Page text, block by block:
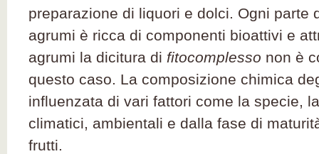
preparazione di liquori e dolci. Ogni parte
agrumi è ricca di componenti bioattivi e
agrumi la dicitura di fitocomplesso non è
questo caso. La composizione chimica
influenzata di vari fattori come la specie,
climatici, ambientali e dalla fase di
frutti.